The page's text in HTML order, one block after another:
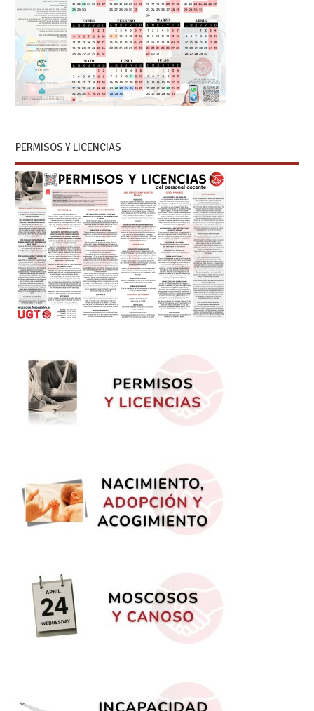
PERMISOS Y LICENCIAS